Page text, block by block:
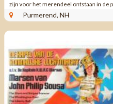
zijn voor het merendeel ontstaan in de
LP 15037 ...Purmerend, NH